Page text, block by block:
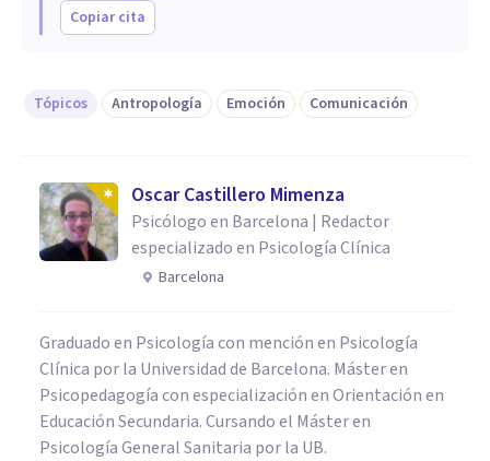
Copiar cita
Tópicos Antropología Emoción Comunicación
Oscar Castillero Mimenza
Psicólogo en Barcelona | Redactor
especializado en Psicología Clínica
Barcelona
Graduado en Psicología con mención en Psicología
Clínica por la Universidad de Barcelona. Máster en
Psicopedagogía con especialización en Orientación en
Educación Secundaria. Cursando el Máster en
Psicología General Sanitaria por la UB.